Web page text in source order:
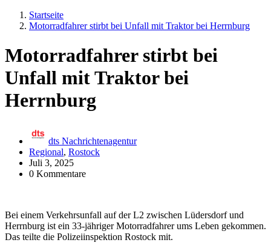
Startseite
Motorradfahrer stirbt bei Unfall mit Traktor bei Herrnburg
Motorradfahrer stirbt bei
Unfall mit Traktor bei
Herrnburg
dts Nachrichtenagentur
Regional, Rostock
Juli 3, 2025
0 Kommentare
Bei einem Verkehrsunfall auf der L2 zwischen Lüdersdorf und
Herrnburg ist ein 33-jähriger Motorradfahrer ums Leben gekommen.
Das teilte die Polizeiinspektion Rostock mit.